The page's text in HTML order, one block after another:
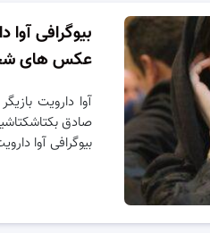
بیوگرافی
عکس های
آوا دارویت
صادق
بیوگرافی آوا